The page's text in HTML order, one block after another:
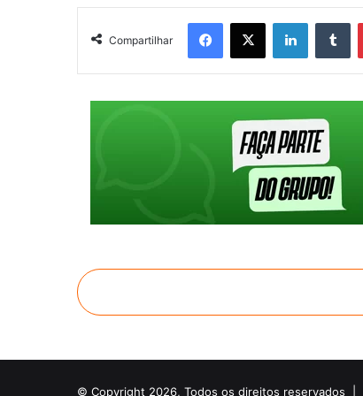
Compartilhar
© Copyright 2026, Todos os direitos reservados |